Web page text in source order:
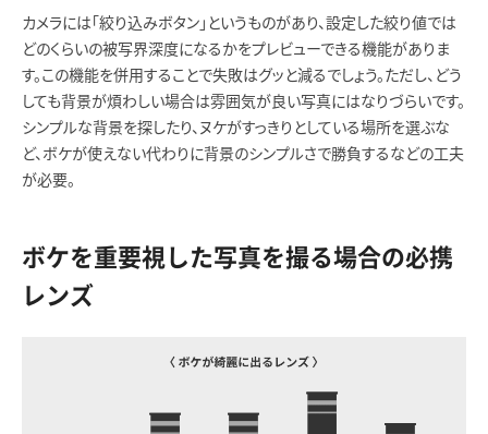
カメラには「絞り込みボタン」というものがあり、設定した絞り値では
どのくらいの被写界深度になるかをプレビューできる機能がありま
す。この機能を併用することで失敗はグッと減るでしょう。ただし、どう
しても背景が煩わしい場合は雰囲気が良い写真にはなりづらいです。
シンプルな背景を探したり、ヌケがすっきりとしている場所を選ぶな
ど、ボケが使えない代わりに背景のシンプルさで勝負するなどの工夫
が必要。
ボケを重要視した写真を撮る場合の必携
レンズ